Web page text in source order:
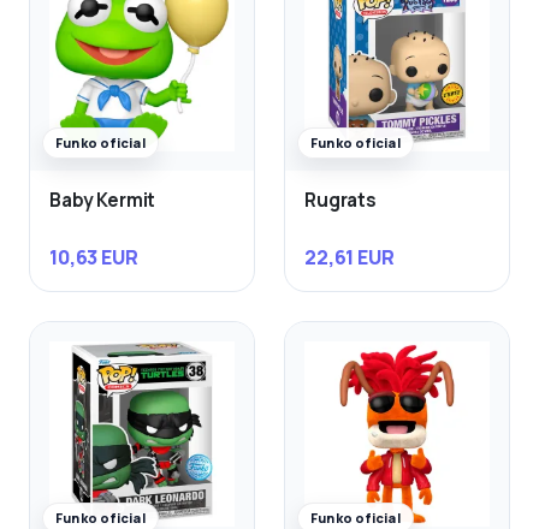
Funko oficial
Baby Kermit
10,63 EUR
Funko oficial
Rugrats
22,61 EUR
Funko oficial Funko oficial